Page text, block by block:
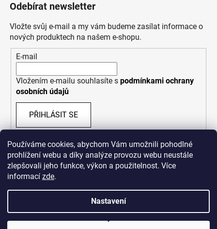
Používáme cookies, abychom Vám umožnili pohodlné
prohlížení webu a díky analýze provozu webu neustále
zlepšovali jeho funkce, výkon a použitelnost. Více
informací zde.
Nastavení
Odebírat newsletter
Vložte svůj e-mail a my vám budeme zasílat informace o
nových produktech na našem e-shopu.
E-mail
Vložením e-mailu souhlasíte s podmínkami ochrany
osobních údajů
PŘIHLÁSIT SE
Vytvořil Shoptet